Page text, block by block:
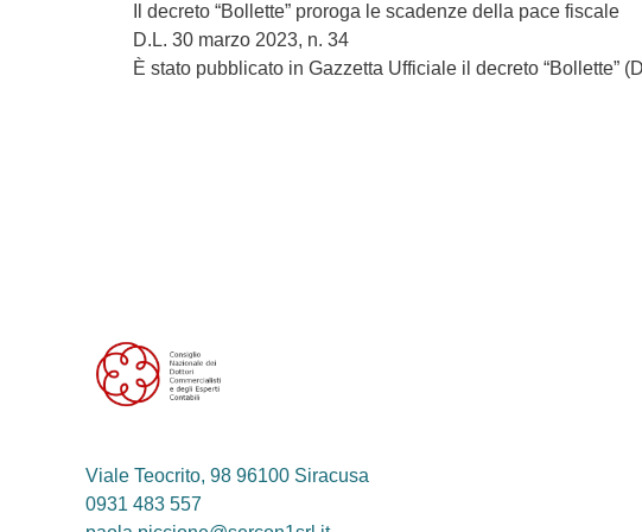
Il decreto “Bollette” proroga le scadenze della pace fiscale
D.L. 30 marzo 2023, n. 34
È stato pubblicato in Gazzetta Ufficiale il decreto “Bollette”
Viale Teocrito, 98 96100 Siracusa
0931 483 557